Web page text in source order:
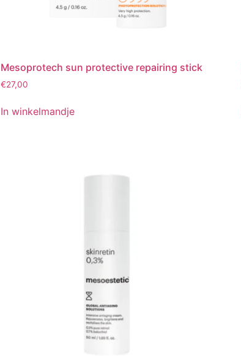
Mesoprotech sun protective repairing stick
€27,00
In winkelmandje